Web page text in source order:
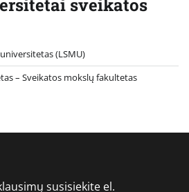
sveikatos
(LSMU)
– Sveikatos mokslų fakultetas
susisiekite el.